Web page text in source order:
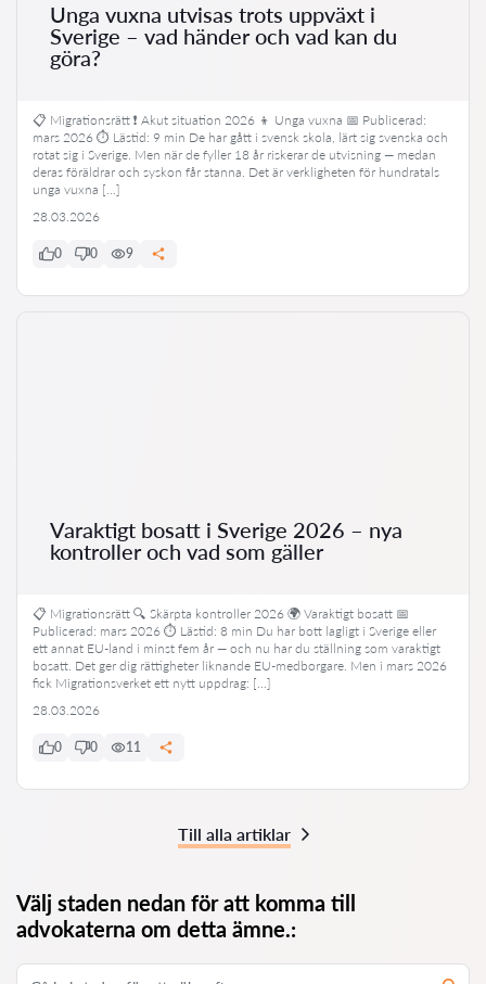
Unga vuxna utvisas trots uppväxt i
Sverige – vad händer och vad kan du
göra?
📋 Migrationsrätt ❗ Akut situation 2026 👦 Unga vuxna 📅 Publicerad:
mars 2026 ⏱ Lästid: 9 min De har gått i svensk skola, lärt sig svenska och
rotat sig i Sverige. Men när de fyller 18 år riskerar de utvisning — medan
deras föräldrar och syskon får stanna. Det är verkligheten för hundratals
unga vuxna […]
28.03.2026
0 0 9
Varaktigt bosatt i Sverige 2026 – nya
kontroller och vad som gäller
📋 Migrationsrätt 🔍 Skärpta kontroller 2026 🌍 Varaktigt bosatt 📅
Publicerad: mars 2026 ⏱ Lästid: 8 min Du har bott lagligt i Sverige eller
ett annat EU-land i minst fem år — och nu har du ställning som varaktigt
bosatt. Det ger dig rättigheter liknande EU-medborgare. Men i mars 2026
fick Migrationsverket ett nytt uppdrag: […]
28.03.2026
0 0 11
Till alla artiklar
Välj staden nedan för att komma till
advokaterna om detta ämne.: